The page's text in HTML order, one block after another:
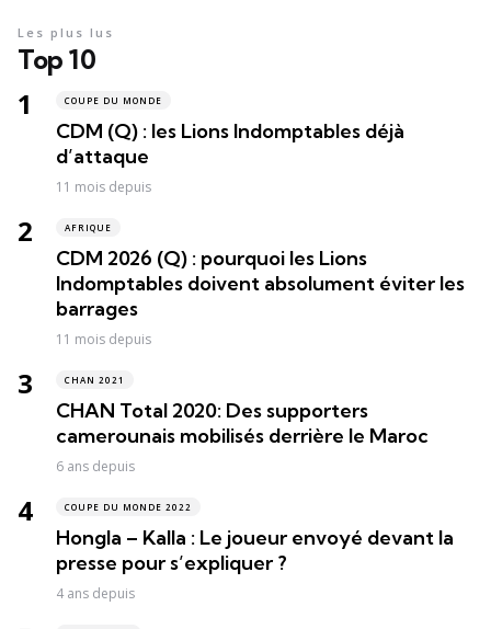
Top 10
Les plus lus
COUPE DU MONDE
CDM (Q) : les Lions Indomptables déjà
d’attaque
11 mois depuis
AFRIQUE
CDM 2026 (Q) : pourquoi les Lions
Indomptables doivent absolument éviter les
barrages
11 mois depuis
CHAN 2021
CHAN Total 2020: Des supporters
camerounais mobilisés derrière le Maroc
6 ans depuis
COUPE DU MONDE 2022
Hongla – Kalla : Le joueur envoyé devant la
presse pour s’expliquer ?
4 ans depuis